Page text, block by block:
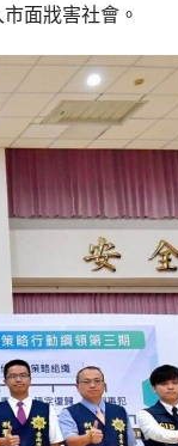
面戕害社會。